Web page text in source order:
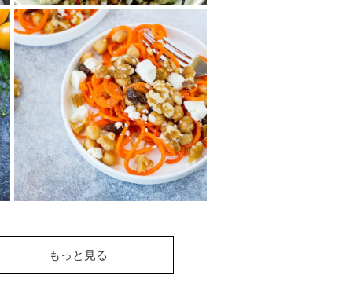
カリフォルニアくる
み、ブルグル、フェタ
チーズのサラダ
地中海地域でよく用いられてい
る小麦から作られたブルグルを
使ったサラダです。くるみのカ
リカリ食感や、リ...
ひよこ豆とくるみのキ
ャロットヌードルサラ
ダ
もっと見る